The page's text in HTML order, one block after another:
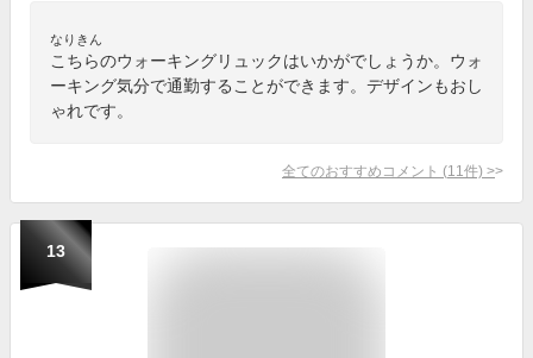
なりきん
こちらのウォーキングリュックはいかがでしょうか。ウォ
ーキング気分で通勤することができます。デザインもおし
ゃれです。
全てのおすすめコメント (11 件) >
13